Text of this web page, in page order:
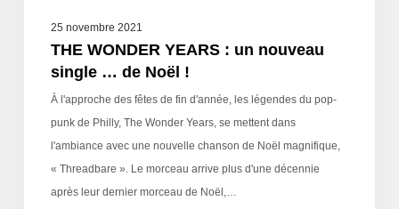
25 novembre 2021
THE WONDER YEARS : un nouveau
single … de Noël !
À l'approche des fêtes de fin d'année, les légendes du pop-
punk de Philly, The Wonder Years, se mettent dans
l'ambiance avec une nouvelle chanson de Noël magnifique,
« Threadbare ». Le morceau arrive plus d'une décennie
après leur dernier morceau de Noël,…